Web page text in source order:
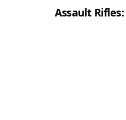
Assault Rifles: